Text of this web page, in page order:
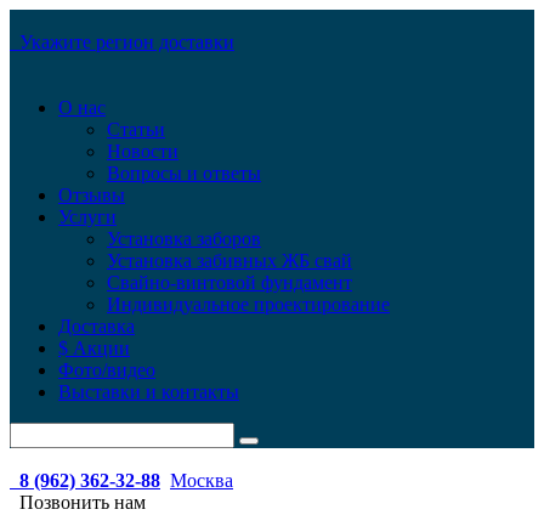
Укажите регион доставки
О нас
Статьи
Новости
Вопросы и ответы
Отзывы
Услуги
Установка заборов
Установка забивных ЖБ свай
Свайно-винтовой фундамент
Индивидуальное проектирование
Доставка
$ Акции
Фото/видео
Выставки и контакты
8 (962) 362-32-88 Москва
Позвонить нам